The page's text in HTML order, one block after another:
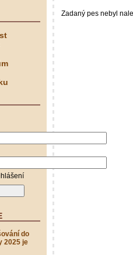
Zadaný pes nebyl
do
2025 je